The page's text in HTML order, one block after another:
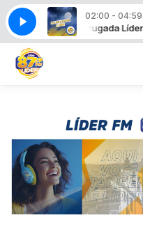
02:00 - 04:59
Madrugada Líder